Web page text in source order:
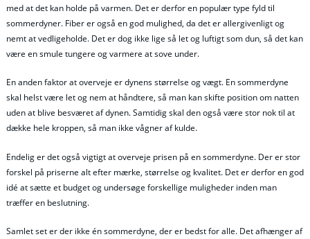
med at det kan holde på varmen. Det er derfor en populær type fyld til
sommerdyner. Fiber er også en god mulighed, da det er allergivenligt og
nemt at vedligeholde. Det er dog ikke lige så let og luftigt som dun, så det kan
være en smule tungere og varmere at sove under.
En anden faktor at overveje er dynens størrelse og vægt. En sommerdyne
skal helst være let og nem at håndtere, så man kan skifte position om natten
uden at blive besværet af dynen. Samtidig skal den også være stor nok til at
dække hele kroppen, så man ikke vågner af kulde.
Endelig er det også vigtigt at overveje prisen på en sommerdyne. Der er stor
forskel på priserne alt efter mærke, størrelse og kvalitet. Det er derfor en god
idé at sætte et budget og undersøge forskellige muligheder inden man
træffer en beslutning.
Samlet set er der ikke én sommerdyne, der er bedst for alle. Det afhænger af